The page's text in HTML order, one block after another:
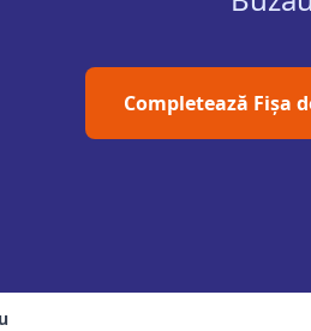
Completează Fișa